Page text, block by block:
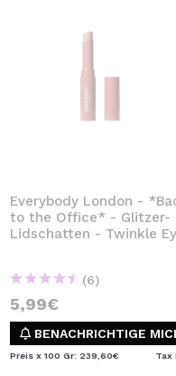
Everybody London -
to the Office* - Glitzer-
Lidschatten - Twinkle
(6)
5,99€
BENACHRICHTIGE
Preis x 100 Gr: 239,60€ Tax